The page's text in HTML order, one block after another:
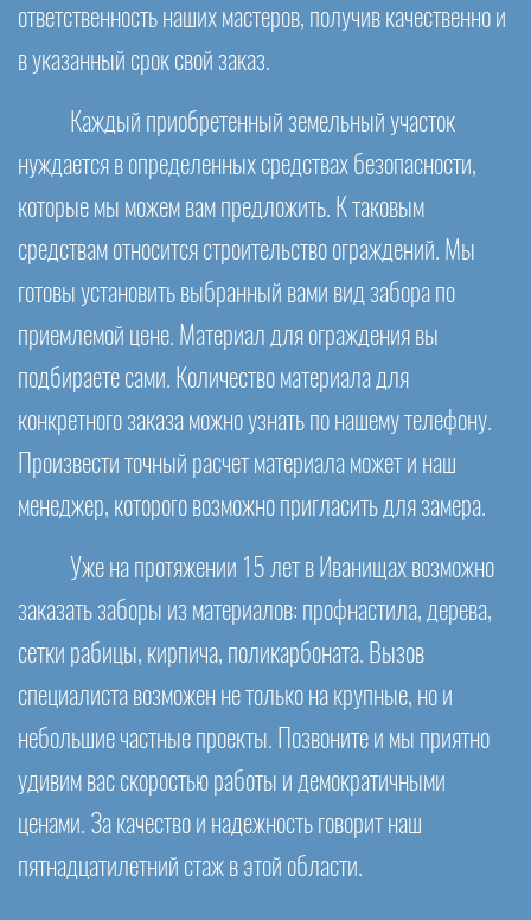
ответственность наших мастеров, получив качественно и
в указанный срок свой заказ.
Каждый приобретенный земельный участок
нуждается в определенных средствах безопасности,
которые мы можем вам предложить. К таковым
средствам относится строительство ограждений. Мы
готовы установить выбранный вами вид забора по
приемлемой цене. Материал для ограждения вы
подбираете сами. Количество материала для
конкретного заказа можно узнать по нашему телефону.
Произвести точный расчет материала может и наш
менеджер, которого возможно пригласить для замера.
Уже на протяжении 15 лет в Иванищах возможно
заказать заборы из материалов: профнастила, дерева,
сетки рабицы, кирпича, поликарбоната. Вызов
специалиста возможен не только на крупные, но и
небольшие частные проекты. Позвоните и мы приятно
удивим вас скоростью работы и демократичными
ценами. За качество и надежность говорит наш
пятнадцатилетний стаж в этой области.